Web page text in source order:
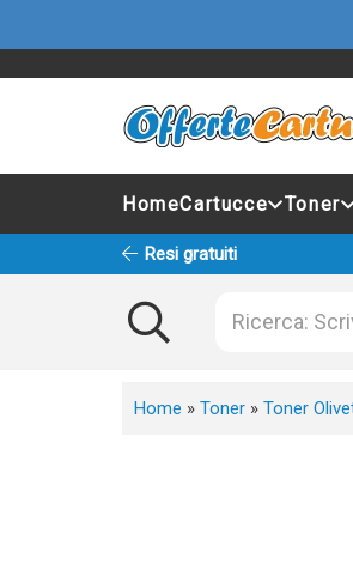
HomeCartucce Toner
Resi gratuiti
Home » Toner » Toner